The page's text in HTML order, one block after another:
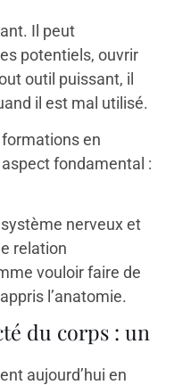
Il peut
potentiels, ouvrir
outil puissant, il
il est mal utilisé.
formations en
fondamental :
nerveux et
relation
vouloir faire de
l’anatomie.
du corps : un
aujourd’hui en